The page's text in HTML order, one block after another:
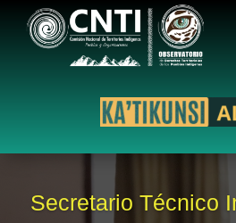
Secretario Técnico